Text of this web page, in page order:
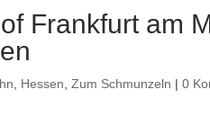
Frankfurt am
Hessen ,Zum Schmunzeln |0